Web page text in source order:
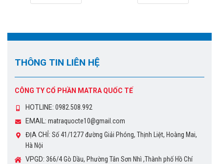
THÔNG TIN LIÊN HỆ
CÔNG TY CỔ PHẦN MATRA QUỐC TẾ
HOTLINE: 0982.508.992
EMAIL: matraquocte10@gmail.com
ĐỊA CHỈ: Số 41/1277 đường Giải Phóng, Thịnh Liệt, Hoàng Mai,
Hà Nội
VPGD: 366/4 Gò Dầu, Phường Tân Sơn Nhì ,Thành phố Hồ Chí